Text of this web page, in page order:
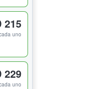
215
uno
229
uno